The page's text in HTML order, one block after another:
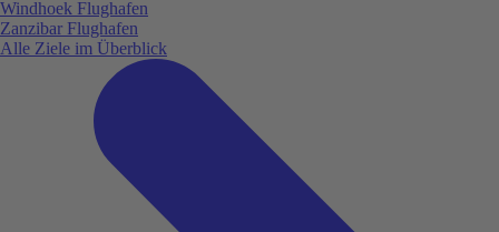
Windhoek Flughafen
Zanzibar Flughafen
Alle Ziele im Überblick